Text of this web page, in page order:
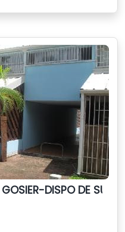
DISPO DE SUITE